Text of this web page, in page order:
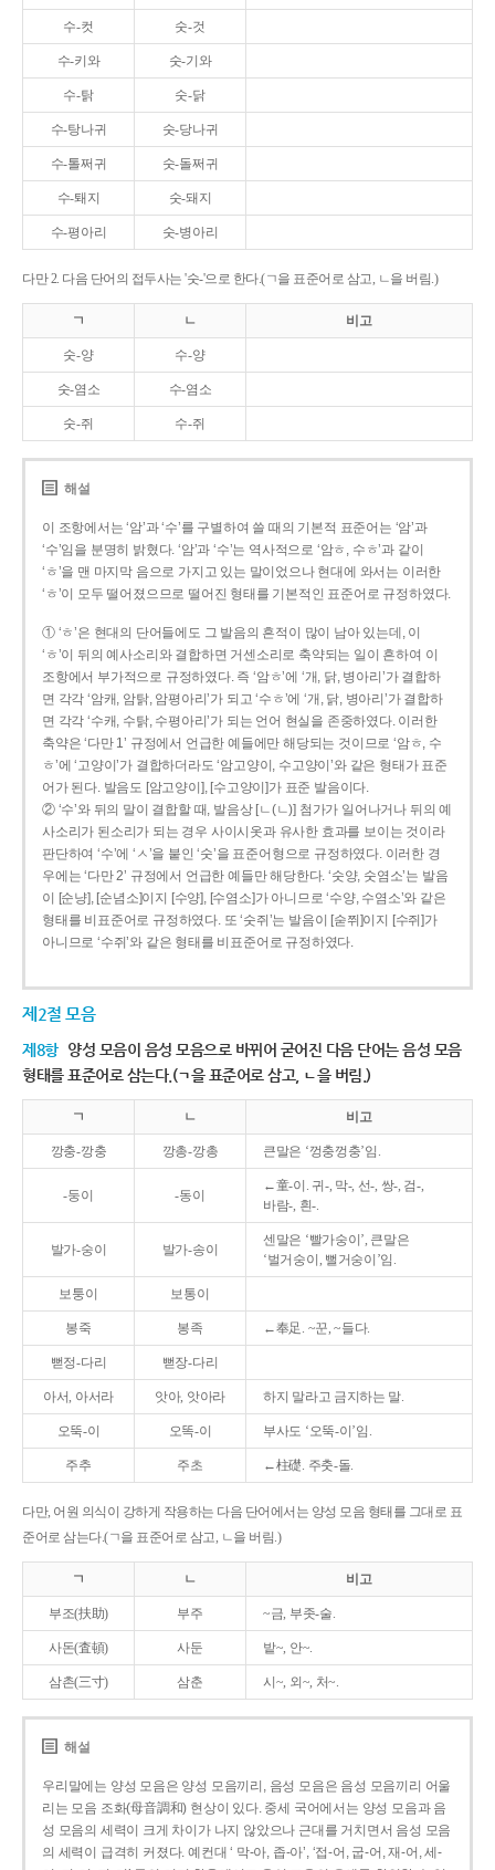
수-컷 숫-것
수-키와 숫-기와
수-탉 숫-닭
수-탕나귀 숫-당나귀
수-톨쩌귀 숫-돌쩌귀
수-퇘지 숫-돼지
수-평아리 숫-병아리
다만 2. 다음 단어의 접두사는 '숫-'으로 한다.(ㄱ을 표준어로 삼고, ㄴ을 버림.)
ㄱ ㄴ 비고
숫-양 수-양
숫-염소 수-염소
숫-쥐 수-쥐
해설
이 조항에서는 ‘암’과 ‘수’를 구별하여 쓸 때의 기본적 표준어는 ‘암’과
‘수’임을 분명히 밝혔다. ‘암’과 ‘수’는 역사적으로 ‘암ㅎ, 수ㅎ’과 같이
‘ㅎ’을 맨 마지막 음으로 가지고 있는 말이었으나 현대에 와서는 이러한
‘ㅎ’이 모두 떨어졌으므로 떨어진 형태를 기본적인 표준어로 규정하였다.
① ‘ㅎ’은 현대의 단어들에도 그 발음의 흔적이 많이 남아 있는데, 이
‘ㅎ’이 뒤의 예사소리와 결합하면 거센소리로 축약되는 일이 흔하여 이
조항에서 부가적으로 규정하였다. 즉 ‘암ㅎ’에 ‘개, 닭, 병아리’가 결합하
면 각각 ‘암캐, 암탉, 암평아리’가 되고 ‘수ㅎ’에 ‘개, 닭, 병아리’가 결합하
면 각각 ‘수캐, 수탉, 수평아리’가 되는 언어 현실을 존중하였다. 이러한
축약은 ‘다만 1’ 규정에서 언급한 예들에만 해당되는 것이므로 ‘암ㅎ, 수
ㅎ’에 ‘고양이’가 결합하더라도 ‘암고양이, 수고양이’와 같은 형태가 표준
어가 된다. 발음도 [암고양이], [수고양이]가 표준 발음이다.
② ‘수’와 뒤의 말이 결합할 때, 발음상 [ㄴ(ㄴ)] 첨가가 일어나거나 뒤의 예
사소리가 된소리가 되는 경우 사이시옷과 유사한 효과를 보이는 것이라
판단하여 ‘수’에 ‘ㅅ’을 붙인 ‘숫’을 표준어형으로 규정하였다. 이러한 경
우에는 ‘다만 2’ 규정에서 언급한 예들만 해당한다. ‘숫양, 숫염소’는 발음
이 [순냥], [순념소]이지 [수양], [수염소]가 아니므로 ‘수양, 수염소’와 같은
형태를 비표준어로 규정하였다. 또 ‘숫쥐’는 발음이 [숟쮜]이지 [수쥐]가
아니므로 ‘수쥐’와 같은 형태를 비표준어로 규정하였다.
제2절 모음
제8항 양성 모음이 음성 모음으로 바뀌어 굳어진 다음 단어는 음성 모음
형태를 표준어로 삼는다.(ㄱ을 표준어로 삼고, ㄴ을 버림.)
ㄱ ㄴ 비고
깡충-깡충 깡총-깡총 큰말은 ‘껑충껑충’임.
-둥이 -동이
←童-이. 귀-, 막-, 선-, 쌍-, 검-,
바람-, 흰-.
발가-숭이 발가-송이
센말은 ‘빨가숭이’, 큰말은
‘벌거숭이, 뻘거숭이’임.
보퉁이 보통이
봉죽 봉족 ←奉足. ~꾼, ~들다.
뻗정-다리 뻗장-다리
아서, 아서라 앗아, 앗아라 하지 말라고 금지하는 말.
오뚝-이 오똑-이 부사도 ‘오뚝-이’임.
주추 주초 ←柱礎. 주춧-돌.
다만, 어원 의식이 강하게 작용하는 다음 단어에서는 양성 모음 형태를 그대로 표
준어로 삼는다.(ㄱ을 표준어로 삼고, ㄴ을 버림.)
ㄱ ㄴ 비고
부조(扶助) 부주 ~금, 부좃-술.
사돈(査頓) 사둔 밭~, 안~.
삼촌(三寸) 삼춘 시~, 외~, 처~.
해설
우리말에는 양성 모음은 양성 모음끼리, 음성 모음은 음성 모음끼리 어울
리는 모음 조화(母音調和) 현상이 있다. 중세 국어에서는 양성 모음과 음
성 모음의 세력이 크게 차이가 나지 않았으나 근대를 거치면서 음성 모음
의 세력이 급격히 커졌다. 예컨대 ‘ 막-아, 좁-아’, ‘접-어, 굽-어, 재-어, 세-